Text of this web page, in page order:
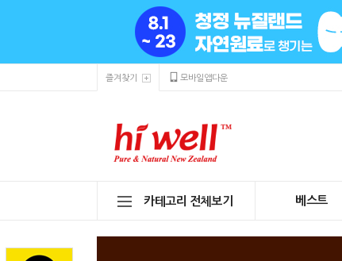
즐겨찾기 모바일앱다운
카테고리 전체보기 베스트